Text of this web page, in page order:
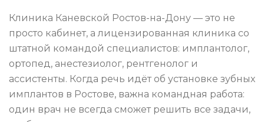
Клиника Каневской Ростов-на-Дону — это не
просто кабинет, а лицензированная клиника со
штатной командой специалистов: имплантолог,
ортопед, анестезиолог, рентгенолог и
ассистенты. Когда речь идёт об установке зубных
имплантов в Ростове, важна командная работа:
один врач не всегда сможет решить все задачи,